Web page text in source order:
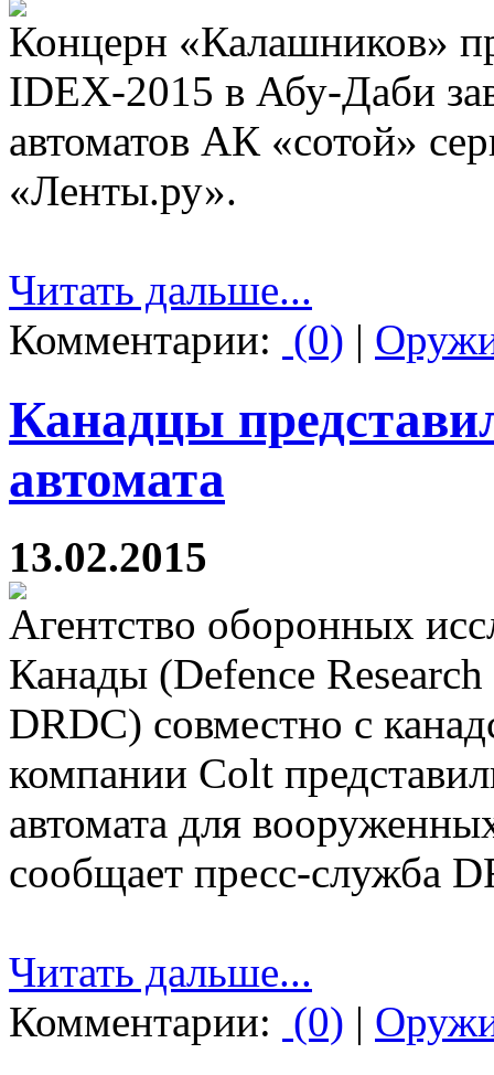
Концерн «Калашников»
IDEX-2015 в Абу-Даби
автоматов АК «сотой»
«Ленты.ру».
Читать дальше...
Комментарии: (0) |
Канадцы
автомата
13.02.2015
Агентство оборонных
Канады (Defence
DRDC) совместно с
компании Colt
автомата для
сообщает пресс-служба
Читать дальше...
Комментарии: (0) |